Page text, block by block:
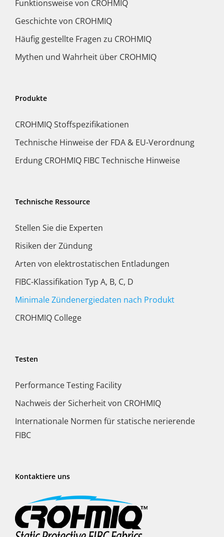
Funktionsweise von CROHMIQ
Geschichte von CROHMIQ
Häufig gestellte Fragen zu CROHMIQ
Mythen und Wahrheit über CROHMIQ
Produkte
CROHMIQ Stoffspezifikationen
Technische Hinweise der FDA & EU-Verordnung
Erdung CROHMIQ FIBC Technische Hinweise
Technische Ressource
Stellen Sie die Experten
Risiken der Zündung
Arten von elektrostatischen Entladungen
FIBC-Klassifikation Typ A, B, C, D
Minimale Zündenergiedaten nach Produkt
CROHMIQ College
Testen
Performance Testing Facility
Nachweis der Sicherheit von CROHMIQ
Internationale Normen für statische nerierende
FIBC
Kontaktiere uns